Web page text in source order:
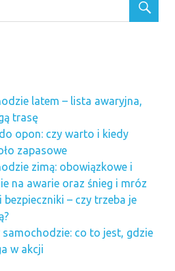
latem – lista awaryjna,
trasę
opon: czy warto i kiedy
zapasowe
zimą: obowiązkowe i
na awarie oraz śnieg i mróz
– czy trzeba je
co to jest, gdzie
w akcji